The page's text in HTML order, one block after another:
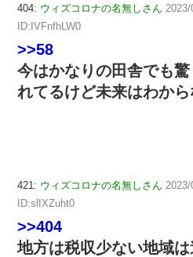
404: ウィズコロナの名無しさん 2023/
ID:IVFnfhLW0
>>58
今はかなりの田舎でも
れてるけど未来はわか
421: ウィズコロナの名無しさん
ID:slIXZuht0
>>404
地方は税収少ない地域